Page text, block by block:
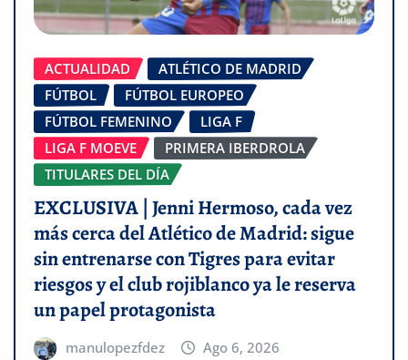
ACTUALIDAD
ATLÉTICO DE MADRID
FÚTBOL
FÚTBOL EUROPEO
FÚTBOL FEMENINO
LIGA F
LIGA F MOEVE
PRIMERA IBERDROLA
TITULARES DEL DÍA
EXCLUSIVA | Jenni Hermoso, cada vez
más cerca del Atlético de Madrid: sigue
sin entrenarse con Tigres para evitar
riesgos y el club rojiblanco ya le reserva
un papel protagonista
manulopezfdez Ago 6, 2026